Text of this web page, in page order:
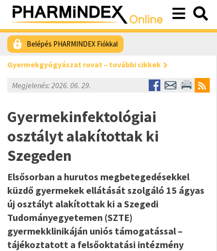
Belépés PHARMINDEX Fiókkal
Gyermekgyógyászat rovat – további cikkek
Megjelenés: 2026. 06. 29.
Gyermekinfektológiai
osztályt alakítottak ki
Szegeden
Elsősorban a hurutos megbetegedésekkel
küzdő gyermekek ellátását szolgáló 15 ágyas
új osztályt alakítottak ki a Szegedi
Tudományegyetemen (SZTE)
gyermekklinikáján uniós támogatással –
tájékoztatott a felsőoktatási intézmény